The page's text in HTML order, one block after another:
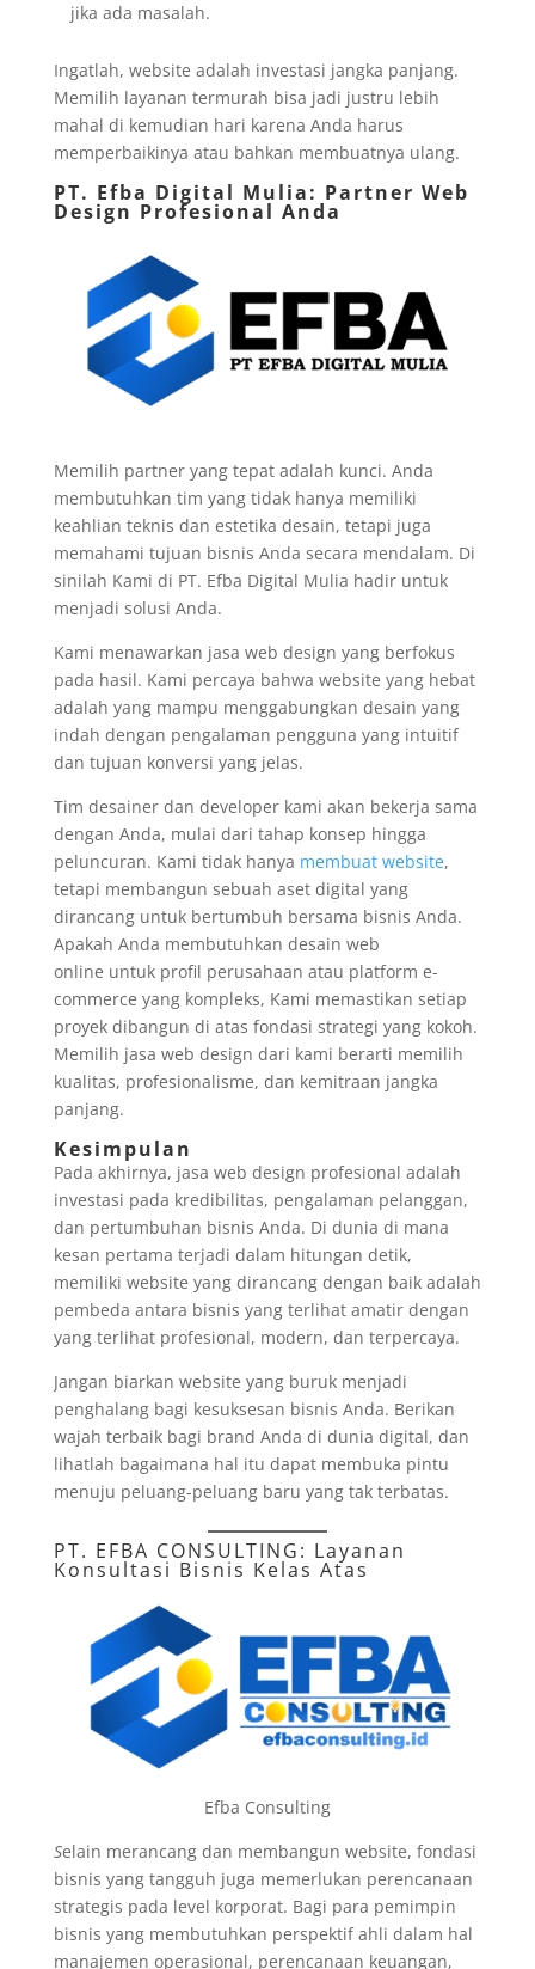
jika ada masalah.
Ingatlah, website adalah investasi jangka panjang.
Memilih layanan termurah bisa jadi justru lebih
mahal di kemudian hari karena Anda harus
memperbaikinya atau bahkan membuatnya ulang.
PT. Efba Digital Mulia: Partner Web
Design Profesional Anda
Memilih partner yang tepat adalah kunci. Anda
membutuhkan tim yang tidak hanya memiliki
keahlian teknis dan estetika desain, tetapi juga
memahami tujuan bisnis Anda secara mendalam. Di
sinilah Kami di PT. Efba Digital Mulia hadir untuk
menjadi solusi Anda.
Kami menawarkan jasa web design yang berfokus
pada hasil. Kami percaya bahwa website yang hebat
adalah yang mampu menggabungkan desain yang
indah dengan pengalaman pengguna yang intuitif
dan tujuan konversi yang jelas.
Tim desainer dan developer kami akan bekerja sama
dengan Anda, mulai dari tahap konsep hingga
peluncuran. Kami tidak hanya membuat website,
tetapi membangun sebuah aset digital yang
dirancang untuk bertumbuh bersama bisnis Anda.
Apakah Anda membutuhkan desain web
online untuk profil perusahaan atau platform e-
commerce yang kompleks, Kami memastikan setiap
proyek dibangun di atas fondasi strategi yang kokoh.
Memilih jasa web design dari kami berarti memilih
kualitas, profesionalisme, dan kemitraan jangka
panjang.
Kesimpulan
Pada akhirnya, jasa web design profesional adalah
investasi pada kredibilitas, pengalaman pelanggan,
dan pertumbuhan bisnis Anda. Di dunia di mana
kesan pertama terjadi dalam hitungan detik,
memiliki website yang dirancang dengan baik adalah
pembeda antara bisnis yang terlihat amatir dengan
yang terlihat profesional, modern, dan terpercaya.
Jangan biarkan website yang buruk menjadi
penghalang bagi kesuksesan bisnis Anda. Berikan
wajah terbaik bagi brand Anda di dunia digital, dan
lihatlah bagaimana hal itu dapat membuka pintu
menuju peluang-peluang baru yang tak terbatas.
PT. EFBA CONSULTING: Layanan
Konsultasi Bisnis Kelas Atas
Efba Consulting
Selain merancang dan membangun website, fondasi
bisnis yang tangguh juga memerlukan perencanaan
strategis pada level korporat. Bagi para pemimpin
bisnis yang membutuhkan perspektif ahli dalam hal
manajemen operasional, perencanaan keuangan,